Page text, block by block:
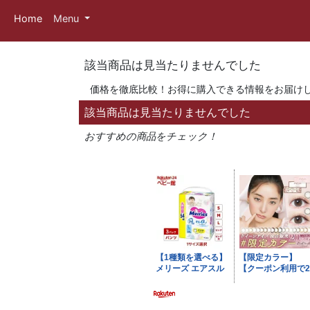
Home Menu
該当商品は見当たりませんでした
価格を徹底比較！お得に購入できる情報をお届け
該当商品は見当たりませんでした
おすすめの商品をチェック！